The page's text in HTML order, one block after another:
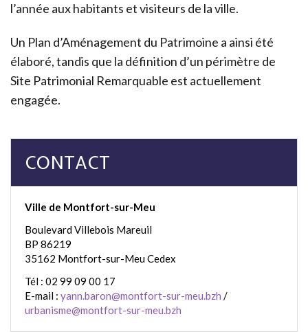
l’année aux habitants et visiteurs de la ville.
Un Plan d’Aménagement du Patrimoine a ainsi été
élaboré, tandis que la définition d’un périmètre de
Site Patrimonial Remarquable est actuellement
engagée.
CONTACT
Ville de Montfort-sur-Meu
Boulevard Villebois Mareuil
BP 86219
35162 Montfort-sur-Meu Cedex
Tél : 02 99 09 00 17
E-mail : yann.baron@montfort-sur-meu.bzh /
urbanisme@montfort-sur-meu.bzh